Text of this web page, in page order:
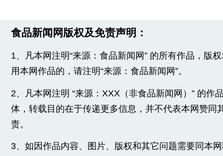
食品新闻网版权及免责声明：
1、凡本网注明“来源：食品新闻网” 的所有作品，版
用本网作品的，请注明“来源：食品新闻网”。
2、凡本网注明 “来源：XXX（非食品新闻网）” 的作
体，转载目的在于传递更多信息，并不代表本网赞同
责。
3、如因作品内容、图片、版权和其它问题需要同本